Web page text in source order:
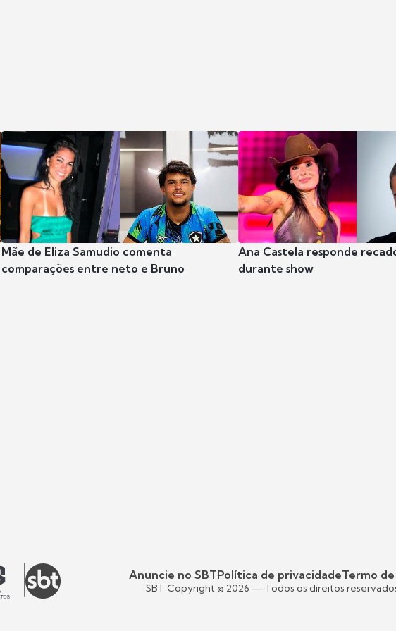
Mãe de Eliza Samudio comenta
comparações entre neto e Bruno
Ana Castela responde
durante show
Anuncie no SBTPolítica de privacidadeTermo de
SBT Copyright © 2026 — Todos os direitos